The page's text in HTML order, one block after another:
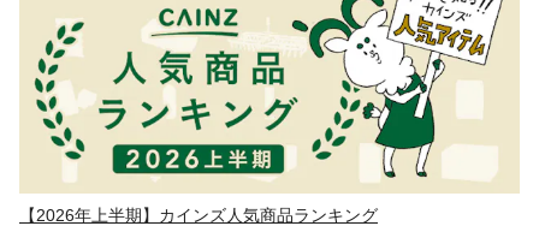
【2026年上半期】カインズ人気商品ランキング